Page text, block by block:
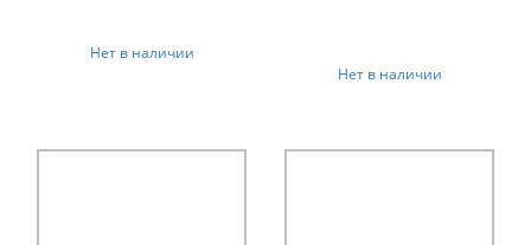
Нет в наличии
Нет в наличии